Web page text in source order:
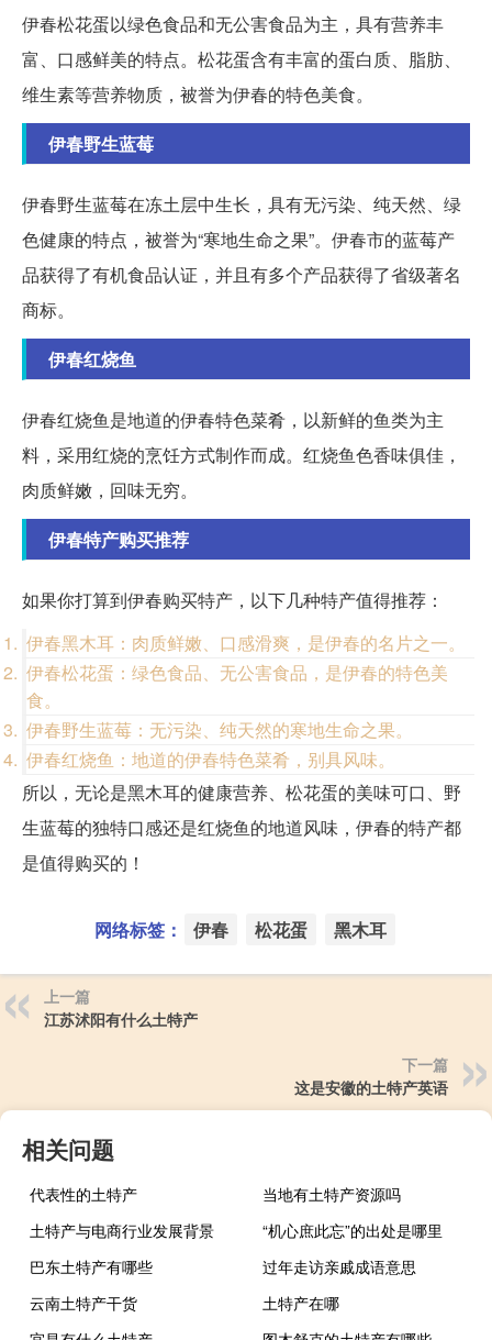
伊春松花蛋以绿色食品和无公害食品为主，具有营养丰
富、口感鲜美的特点。松花蛋含有丰富的蛋白质、脂肪、
维生素等营养物质，被誉为伊春的特色美食。
伊春野生蓝莓
伊春野生蓝莓在冻土层中生长，具有无污染、纯天然、绿
色健康的特点，被誉为“寒地生命之果”。伊春市的蓝莓产
品获得了有机食品认证，并且有多个产品获得了省级著名
商标。
伊春红烧鱼
伊春红烧鱼是地道的伊春特色菜肴，以新鲜的鱼类为主
料，采用红烧的烹饪方式制作而成。红烧鱼色香味俱佳，
肉质鲜嫩，回味无穷。
伊春特产购买推荐
如果你打算到伊春购买特产，以下几种特产值得推荐：
伊春黑木耳：肉质鲜嫩、口感滑爽，是伊春的名片之一。
伊春松花蛋：绿色食品、无公害食品，是伊春的特色美
食。
伊春野生蓝莓：无污染、纯天然的寒地生命之果。
伊春红烧鱼：地道的伊春特色菜肴，别具风味。
所以，无论是黑木耳的健康营养、松花蛋的美味可口、野
生蓝莓的独特口感还是红烧鱼的地道风味，伊春的特产都
是值得购买的！
网络标签： 伊春 松花蛋 黑木耳
上一篇
江苏沭阳有什么土特产
下一篇
这是安徽的土特产英语
相关问题
代表性的土特产
当地有土特产资源吗
土特产与电商行业发展背景
“机心庶此忘”的出处是哪里
巴东土特产有哪些
过年走访亲戚成语意思
云南土特产干货
土特产在哪